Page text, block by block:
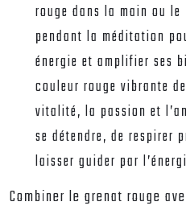
rouge dans la main ou
pendant la méditation
énergie et amplifier ses
couleur rouge vibrante
vitalité, la passion et
se détendre, de respirer
laisser guider par
Combiner le grenat rouge